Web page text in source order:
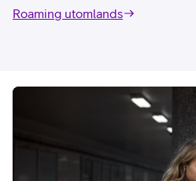
Roaming utomlands